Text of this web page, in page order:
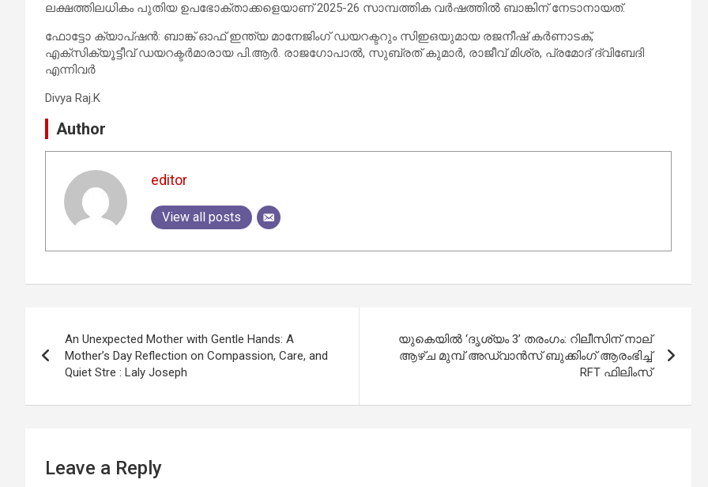
ലക്ഷത്തിലധികം പുതിയ ഉപഭോക്താക്കളെയാണ് 2025-26 സാമ്പത്തിക വർഷത്തിൽ ബാങ്കിന് നേടാനായത്.
ഫോട്ടോ ക്യാപ്ഷന്‍: ബാങ്ക് ഓഫ് ഇന്ത്യ മാനേജിംഗ് ഡയറക്ടറും സിഇഒയുമായ രജനീഷ് കര്‍ണാടക്,
എക്‌സിക്യൂട്ടീവ് ഡയറക്ടര്‍മാരായ പി.ആര്‍. രാജഗോപാല്‍, സുബ്രത് കുമാര്‍, രാജീവ് മിശ്ര, പ്രമോദ് ദ്വിബേദി
എന്നിവര്‍
Divya Raj.K
Author
editor
View all posts
navigation
An Unexpected Mother with Gentle Hands: A
Mother’s Day Reflection on Compassion, Care, and
Quiet Stre : Laly Joseph
യുകെയിൽ ‘ദൃശ്യം 3’ തരംഗം: റിലീസിന് നാല്
ആഴ്ച മുമ്പ് അഡ്വാൻസ് ബുക്കിംഗ് ആരംഭിച്ച്
RFT ഫിലിംസ്
Leave a Reply